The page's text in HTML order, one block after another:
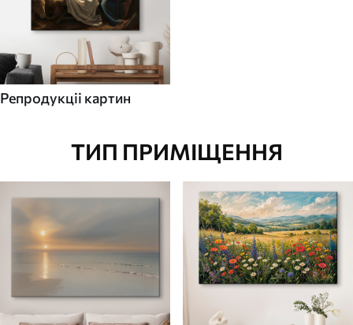
Репродукціі картин
ТИП ПРИМІЩЕННЯ